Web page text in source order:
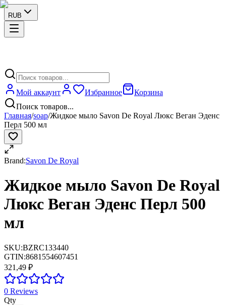
RUB
Мой аккаунт Избранное
Корзина
Поиск товаров...
Главная/soap/Жидкое мыло Savon De Royal Люкс Веган Эденс
Перл 500 мл
Brand:Savon De Royal
Жидкое мыло Savon De Royal
Люкс Веган Эденс Перл 500
мл
SKU:BZRC133440
GTIN:8681554607451
321,49 ₽
0 Reviews
Qty